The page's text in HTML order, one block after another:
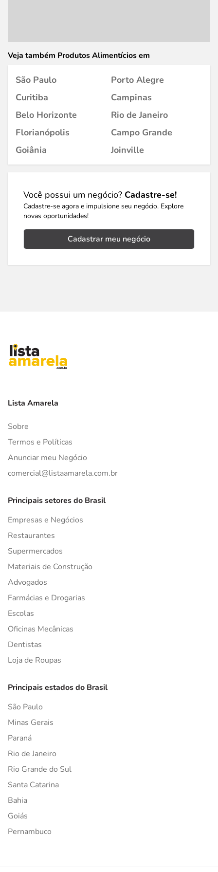
Veja também Produtos Alimentícios em
São Paulo
Porto Alegre
Curitiba
Campinas
Belo Horizonte
Rio de Janeiro
Florianópolis
Campo Grande
Goiânia
Joinville
Você possui um negócio? Cadastre-se!
Cadastre-se agora e impulsione seu negócio. Explore
novas oportunidades!
Cadastrar meu negócio
Lista Amarela
Sobre
Termos e Políticas
Anunciar meu Negócio
comercial@listaamarela.com.br
Principais setores do Brasil
Empresas e Negócios
Restaurantes
Supermercados
Materiais de Construção
Advogados
Farmácias e Drogarias
Escolas
Oficinas Mecânicas
Dentistas
Loja de Roupas
Principais estados do Brasil
São Paulo
Minas Gerais
Paraná
Rio de Janeiro
Rio Grande do Sul
Santa Catarina
Bahia
Goiás
Pernambuco